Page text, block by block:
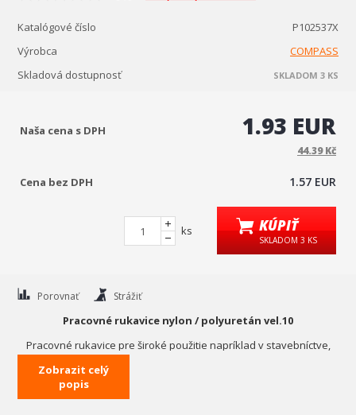
Katalógové číslo
P102537X
Výrobca
COMPASS
Skladová dostupnosť
SKLADOM 3 KS
Naša cena s DPH 1.93 EUR
44.39 Kč
Cena bez DPH 1.57 EUR
ks KÚPIŤ
SKLADOM 3 KS
Porovnať Strážiť
Pracovné rukavice nylon / polyuretán vel.10
Pracovné rukavice pre široké použitie napríklad v stavebníctve,
poľnohospodárstve, záhradníctvo v doprave a iných
Rukavice sú zhotovené z nylonu, ktorý je na spodnej strane a na
Zobrazit celý
popis